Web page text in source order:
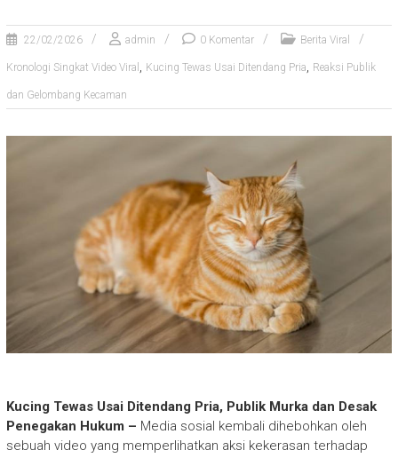
22/02/2026 admin 0 Komentar Berita Viral
Kronologi Singkat Video Viral , Kucing Tewas Usai Ditendang Pria, Reaksi Publik
dan Gelombang Kecaman
Kucing Tewas Usai Ditendang Pria, Publik Murka dan Desak
Penegakan Hukum – Media sosial kembali dihebohkan oleh
sebuah video yang memperlihatkan aksi kekerasan terhadap